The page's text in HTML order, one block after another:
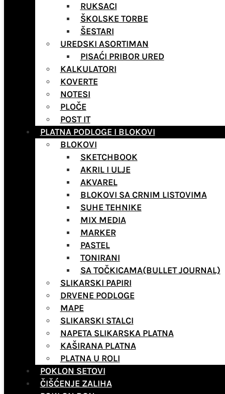
RUKSACI
ŠKOLSKE TORBE
ŠESTARI
UREDSKI ASORTIMAN
PISAĆI PRIBOR URED
KALKULATORI
KOVERTE
NOTESI
PLOČE
POST IT
PLATNA PODLOGE I BLOKOVI
BLOKOVI
SKETCHBOOK
AKRIL I ULJE
AKVAREL
BLOKOVI SA CRNIM LISTOVIMA
SUHE TEHNIKE
MIX MEDIA
MARKER
PASTEL
TONIRANI
SA TOČKICAMA(BULLET JOURNAL)
SLIKARSKI PAPIRI
DRVENE PODLOGE
MAPE
SLIKARSKI STALCI
NAPETA SLIKARSKA PLATNA
KAŠIRANA PLATNA
PLATNA U ROLI
POKLON SETOVI
ČIŠĆENJE ZALIHA